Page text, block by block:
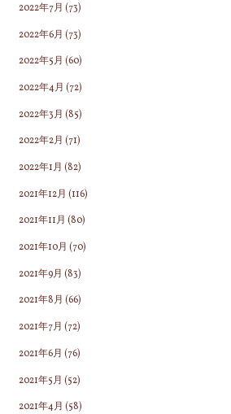
2022年7月 (73)
2022年6月 (73)
2022年5月 (60)
2022年4月 (72)
2022年3月 (85)
2022年2月 (71)
2022年1月 (82)
2021年12月 (116)
2021年11月 (80)
2021年10月 (70)
2021年9月 (83)
2021年8月 (66)
2021年7月 (72)
2021年6月 (76)
2021年5月 (52)
2021年4月 (58)